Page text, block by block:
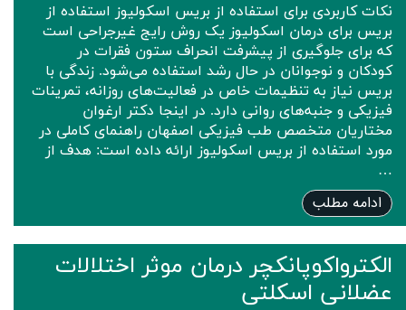
نکات کاربردی برای استفاده از بریس اسکولیوز استفاده از
بریس برای درمان اسکولیوز یک روش رایج غیرجراحی است
که برای جلوگیری از پیشرفت انحراف ستون فقرات در
کودکان و نوجوانان در حال رشد استفاده می‌شود. زندگی با
بریس نیاز به تنظیمات خاص در فعالیت‌های روزانه، تمرینات
فیزیکی و جنبه‌های روانی دارد. در اینجا دکتر ارغوان
مختاریان متخصص طب فیزیکی اصفهان راهنمای کاملی در
مورد استفاده از بریس اسکولیوز ارائه داده است: هدف از
…
ادامه مطلب
الکترواکوپانکچر درمان موثر اختلالات
عضلانی اسکلتی